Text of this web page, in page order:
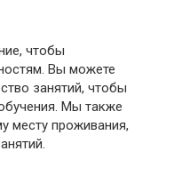
чтобы
Вы можете
занятий, чтобы
Мы также
месту проживания,